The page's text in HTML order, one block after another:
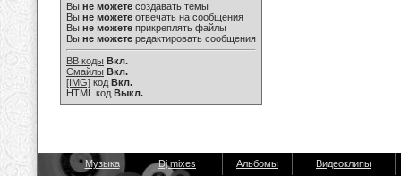
Вы не можете создавать темы
Вы не можете отвечать на сообщения
Вы не можете прикреплять файлы
Вы не можете редактировать сообщения
BB коды Вкл.
Смайлы Вкл.
[IMG] код Вкл.
HTML код Выкл.
Музыка Dj mixes Альбомы Видеоклипы